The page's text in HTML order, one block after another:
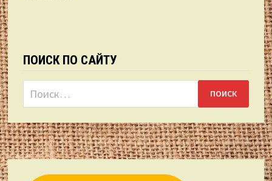
ПОИСК ПО САЙТУ
Найти: